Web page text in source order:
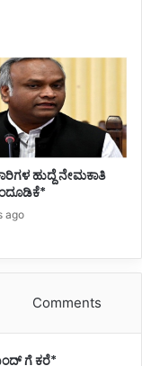
ಹುದ್ದೆ ನೇಮಕಾತಿ
ago
Comments
ಗೆ ಕರೆ*